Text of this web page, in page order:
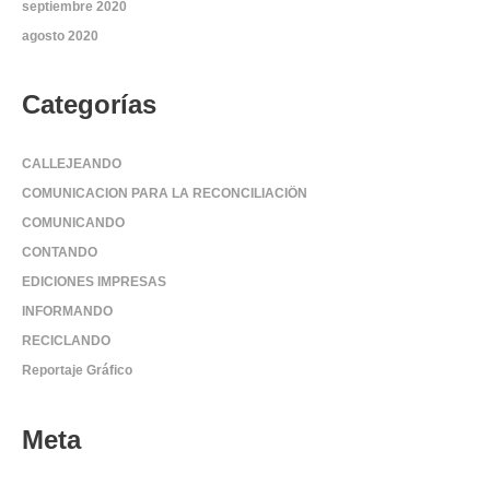
septiembre 2020
agosto 2020
Categorías
CALLEJEANDO
COMUNICACION PARA LA RECONCILIACIÖN
COMUNICANDO
CONTANDO
EDICIONES IMPRESAS
INFORMANDO
RECICLANDO
Reportaje Gráfico
Meta